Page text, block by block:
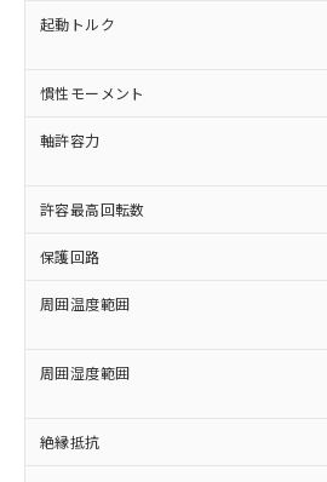
起動トルク
慣性モーメント
軸許容力
許容最高回転数
保護回路
周囲温度範囲
周囲湿度範囲
絶縁抵抗
以下の条件をお読みいただ
ご利用ください。
本サービスは、当社制
商品の当社在庫状況
(税抜)を提供させてい
当社制御機器事業取扱
本サービスの対象外
ことをご了承ください
在庫状況および標準
記載している更新日
対応済み：EU RoHS指
非含有に対応した製品が提
対応予定：EU RoHS指令（
有に対応した製品に切り替
商品です。
対応予定なし：EU RoHS指
定はありません。
調査・確認中：EU RoHS指
非含有の対応状況を調査中ま
商品です。
非該当品：ライセンス料な
害物質有無と関係のない商
仕入先様の事情により、非
いたものが、含有品と判明
むを得ず変更することがあ
※1 中国RoHS○×表
「○」：最大均質材料含有
基準値以下であることを示
「×」：最大均質材料含有
基準値を超えていることを
「－」：未確認です。当社
い合わせください。
当社は、これら貴社
為替および外国貿易法
（以下｢規制貨物等」